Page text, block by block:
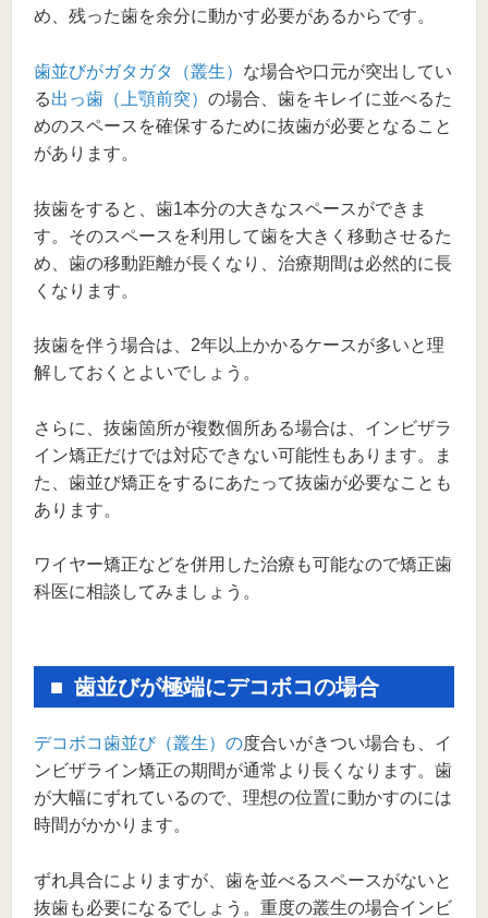
め、残った歯を余分に動かす必要があるからです。
歯並びがガタガタ（叢生） な場合や口元が突出してい
る出っ歯（上顎前突） の場合、歯をキレイに並べるた
めのスペースを確保するために抜歯が必要となること
があります。
抜歯をすると、歯1本分の大きなスペースができま
す。そのスペースを利用して歯を大きく移動させるた
め、歯の移動距離が長くなり、治療期間は必然的に長
くなります。
抜歯を伴う場合は、2年以上かかるケースが多いと理
解しておくとよいでしょう。
さらに、抜歯箇所が複数個所ある場合は、インビザラ
イン矯正だけでは対応できない可能性もあります。ま
た、歯並び矯正をするにあたって抜歯が必要なことも
あります。
ワイヤー矯正などを併用した治療も可能なので矯正歯
科医に相談してみましょう。
歯並びが極端にデコボコの場合
デコボコ歯並び（叢生）の度合いがきつい場合も、イ
ンビザライン矯正の期間が通常より長くなります。歯
が大幅にずれているので、理想の位置に動かすのには
時間がかかります。
ずれ具合によりますが、歯を並べるスペースがないと
抜歯も必要になるでしょう。重度の叢生の場合インビ